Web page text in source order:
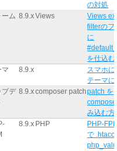
の対処
ーム 8.9.xViews
Views
filterのフ
に
を仕込む
マ
8.9.x
スマホ
テーマ
プデ 8.9.xcomposer patchpatch を
み込む方
8.9.x PHP
PHP-
で